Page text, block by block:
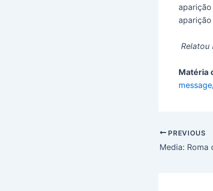
Relatou
Matéria
PREVIOUS